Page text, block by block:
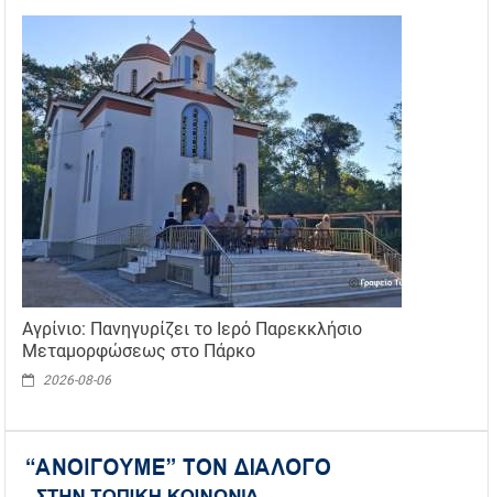
Αγρίνιο: Πανηγυρίζει το Ιερό Παρεκκλήσιο
Μεταμορφώσεως στο Πάρκο
2026-08-06